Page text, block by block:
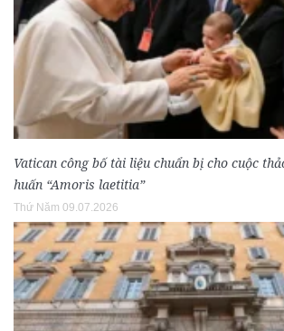
Vatican công bố tài liệu chuẩn bị cho cuộc
huấn “Amoris laetitia”
Thứ Năm 09.07.2026